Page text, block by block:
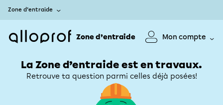
Zone d’entraide
Zone d’entraide Mon compte
La Zone d’entraide est en travaux.
Retrouve ta question parmi celles déjà posées!